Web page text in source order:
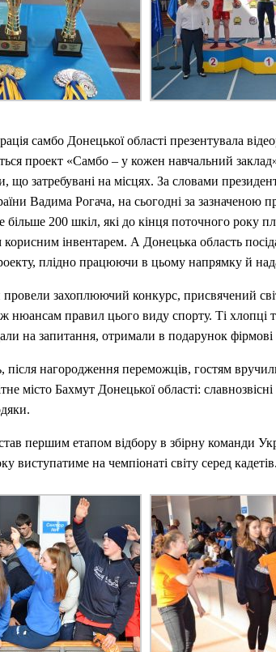
самбо Донецької області презентувала
проект «Самбо – у кожен навчальний
що затребувані на місцях. За словами
Вадима Рогача, на сьогодні за зазначеною
більше 200 шкіл, які до кінця поточного року
інвентарем. А Донецька область
плідно працюючи в цьому напрямку й
захоплюючий конкурс, присвячений
нюансам правил цього виду спорту. Ті хлопці
на запитання, отримали в подарунок
після нагородження переможців, гостям
місто Бахмут Донецької області:
першим етапом відбору в збірну команди
виступатиме на чемпіонаті світу серед кадетів.